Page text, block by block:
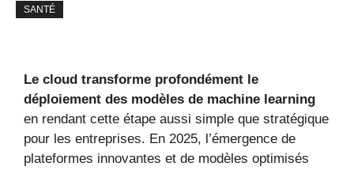
SANTÉ
Le cloud transforme profondément le
déploiement des modèles de machine learning
en rendant cette étape aussi simple que stratégique
pour les entreprises. En 2025, l’émergence de
plateformes innovantes et de modèles optimisés